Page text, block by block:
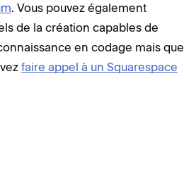
. Vous pouvez également
de la création capables de
en codage mais que
faire appel à un Squarespace